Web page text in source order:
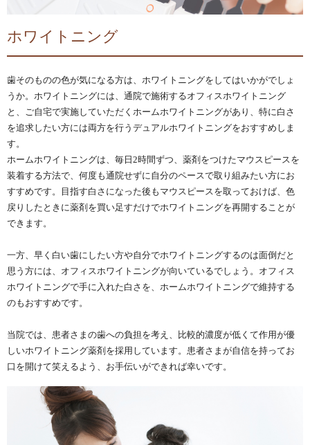
ホワイトニング
歯そのものの色が気になる方は、ホワイトニングをしてはいかがでしょ
うか。ホワイトニングには、通院で施術するオフィスホワイトニング
と、ご自宅で実施していただくホームホワイトニングがあり、特に白さ
を追求したい方には両方を行うデュアルホワイトニングをおすすめしま
す。
ホームホワイトニングは、毎日2時間ずつ、薬剤をつけたマウスピースを
装着する方法で、何度も通院せずに自分のペースで取り組みたい方にお
すすめです。目指す白さになった後もマウスピースを取っておけば、色
戻りしたときに薬剤を買い足すだけでホワイトニングを再開することが
できます。
一方、早く白い歯にしたい方や自分でホワイトニングするのは面倒だと
思う方には、オフィスホワイトニングが向いているでしょう。オフィス
ホワイトニングで手に入れた白さを、ホームホワイトニングで維持する
のもおすすめです。
当院では、患者さまの歯への負担を考え、比較的濃度が低くて作用が優
しいホワイトニング薬剤を採用しています。患者さまが自信を持ってお
口を開けて笑えるよう、お手伝いができれば幸いです。